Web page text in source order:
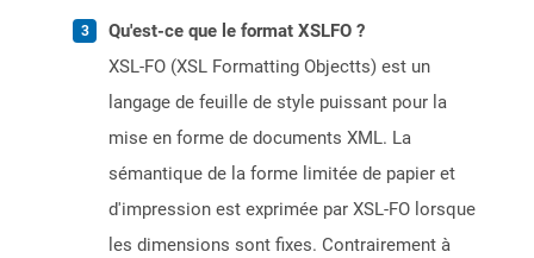
Qu'est-ce que le format XSLFO ?
XSL-FO (XSL Formatting Objectts) est un
langage de feuille de style puissant pour la
mise en forme de documents XML. La
sémantique de la forme limitée de papier et
d'impression est exprimée par XSL-FO lorsque
les dimensions sont fixes. Contrairement à